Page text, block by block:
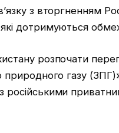
з вторгненням
дотримуються
розпочати
природного газу
російськими